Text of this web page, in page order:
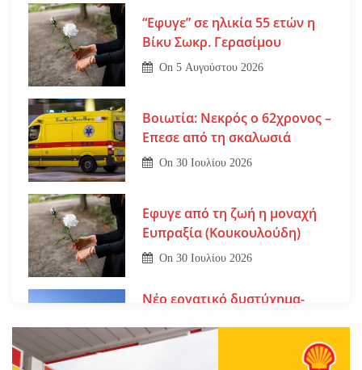
“Εφυγε” σε ηλικία 55 ετών η
Βίκυ Σωκρ. Γερασίμου
On5 Αυγούστου 2026
Βοιωτία: Νεκρός ο 62χρονος –
Επεσε από τη σκαλωσιά
On30 Ιουλίου 2026
Εφυγε από τη ζωή η μοναχή
Ευπραξία (Κουκουλούδη)
On30 Ιουλίου 2026
Νέο εργατικό δυστύχημα-
τριών παιδιών